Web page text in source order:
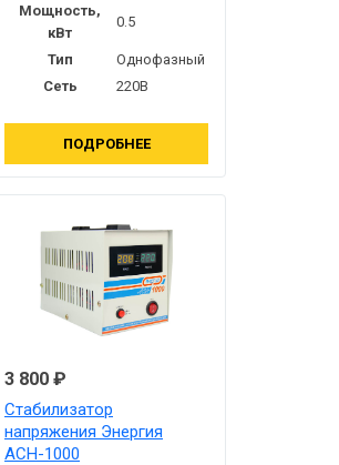
Мощность,
кВт
0.5
Тип
Однофазный
Сеть
220В
ПОДРОБНЕЕ
3 800 ₽
Стабилизатор
напряжения Энергия
АСН-1000